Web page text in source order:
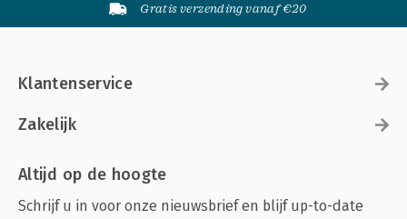
Gratis verzending vanaf €20
Klantenservice
Zakelijk
Altijd op de hoogte
Schrijf u in voor onze nieuwsbrief en blijf up-to-date